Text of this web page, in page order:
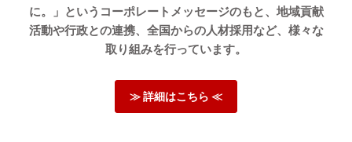
に。」というコーポレートメッセージのもと、地域貢献
活動や行政との連携、全国からの人材採用など、様々な
取り組みを行っています。
≫ 詳細はこちら ≪